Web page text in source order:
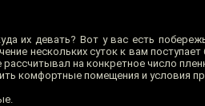
их девать? Вот у вас есть
нескольких суток к вам
на конкретное число
комфортные помещения и условия